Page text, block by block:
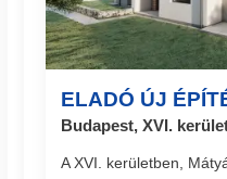
ELADÓ ÚJ
Budapest, XVI.
A XVI. kerületben,